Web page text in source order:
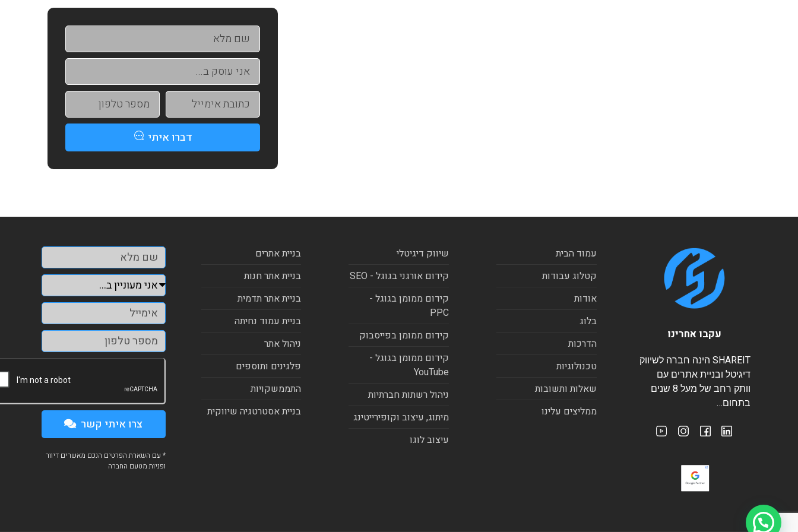
דברו איתי
עקבו אחרינו
SHAREIT הינה חברה לשיווק
דיגיטל ובניית אתרים עם
וותק רחב של מעל 8 שנים
בתחום…
עמוד הבית
קטלוג עבודות
אודות
בלוג
הדרכות
טכנולוגיות
שאלות ותשובות
ממליצים עלינו
שיווק דיגיטלי
קידום אורגני בגוגל - SEO
קידום ממומן בגוגל -
PPC
קידום ממומן בפייסבוק
קידום ממומן בגוגל -
YouTube
ניהול רשתות חברתיות
מיתוג, עיצוב וקופירייטינג
עיצוב לוגו
בניית אתרים
בניית אתר חנות
בניית אתר תדמית
בניית עמוד נחיתה
ניהול אתר
פלגינים ותוספים
התממשקויות
בניית אסטרטגיה שיווקית
צרו איתי קשר
* עם השארת הפרטים הנכם מאשרים דיוור
ופניות מטעם החברה